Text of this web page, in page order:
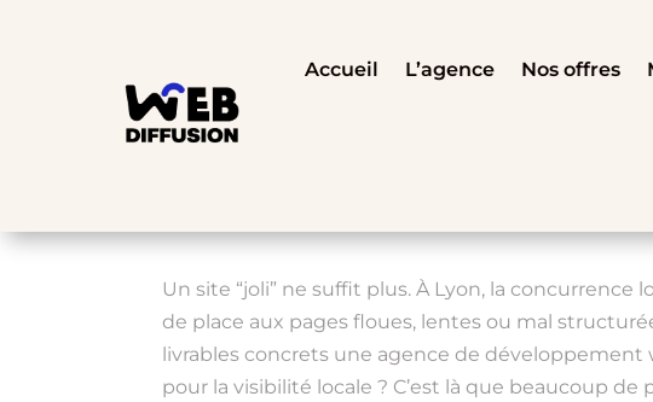
Accueil L’agence Nos offres
Un site “joli” ne suffit plus. À Lyon, la
de place aux pages floues, lentes ou mal
livrables concrets une agence de développement
pour la visibilité locale ? C’est là que beaucoup